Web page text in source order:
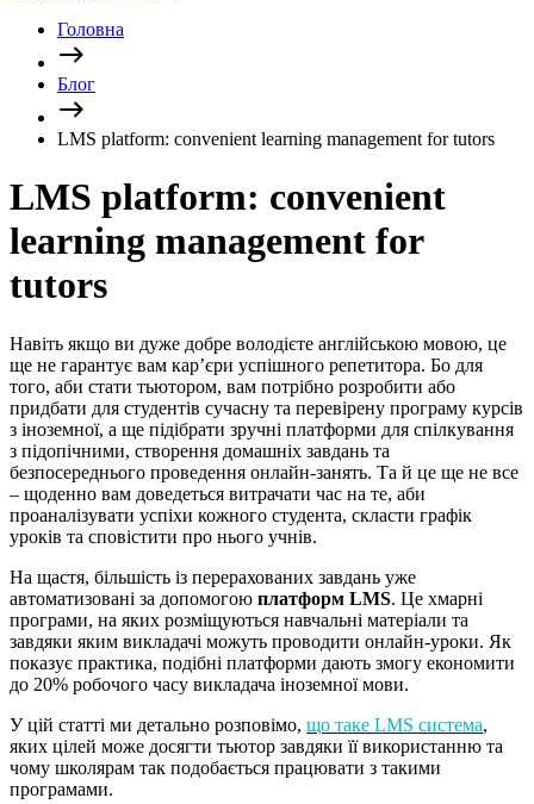
Головна
Блог
LMS platform: convenient learning management for tutors
LMS platform: convenient
learning management for
tutors
Навіть якщо ви дуже добре володієте англійською мовою, це
ще не гарантує вам кар’єри успішного репетитора. Бо для
того, аби стати тьютором, вам потрібно розробити або
придбати для студентів сучасну та перевірену програму курсів
з іноземної, а ще підібрати зручні платформи для спілкування
з підопічними, створення домашніх завдань та
безпосереднього проведення онлайн-занять. Та й це ще не все
– щоденно вам доведеться витрачати час на те, аби
проаналізувати успіхи кожного студента, скласти графік
уроків та сповістити про нього учнів.
На щастя, більшість із перерахованих завдань уже
автоматизовані за допомогою платформ LMS. Це хмарні
програми, на яких розміщуються навчальні матеріали та
завдяки яким викладачі можуть проводити онлайн-уроки. Як
показує практика, подібні платформи дають змогу економити
до 20% робочого часу викладача іноземної мови.
У цій статті ми детально розповімо, що таке LMS система,
яких цілей може досягти тьютор завдяки її використанню та
чому школярам так подобається працювати з такими
програмами.